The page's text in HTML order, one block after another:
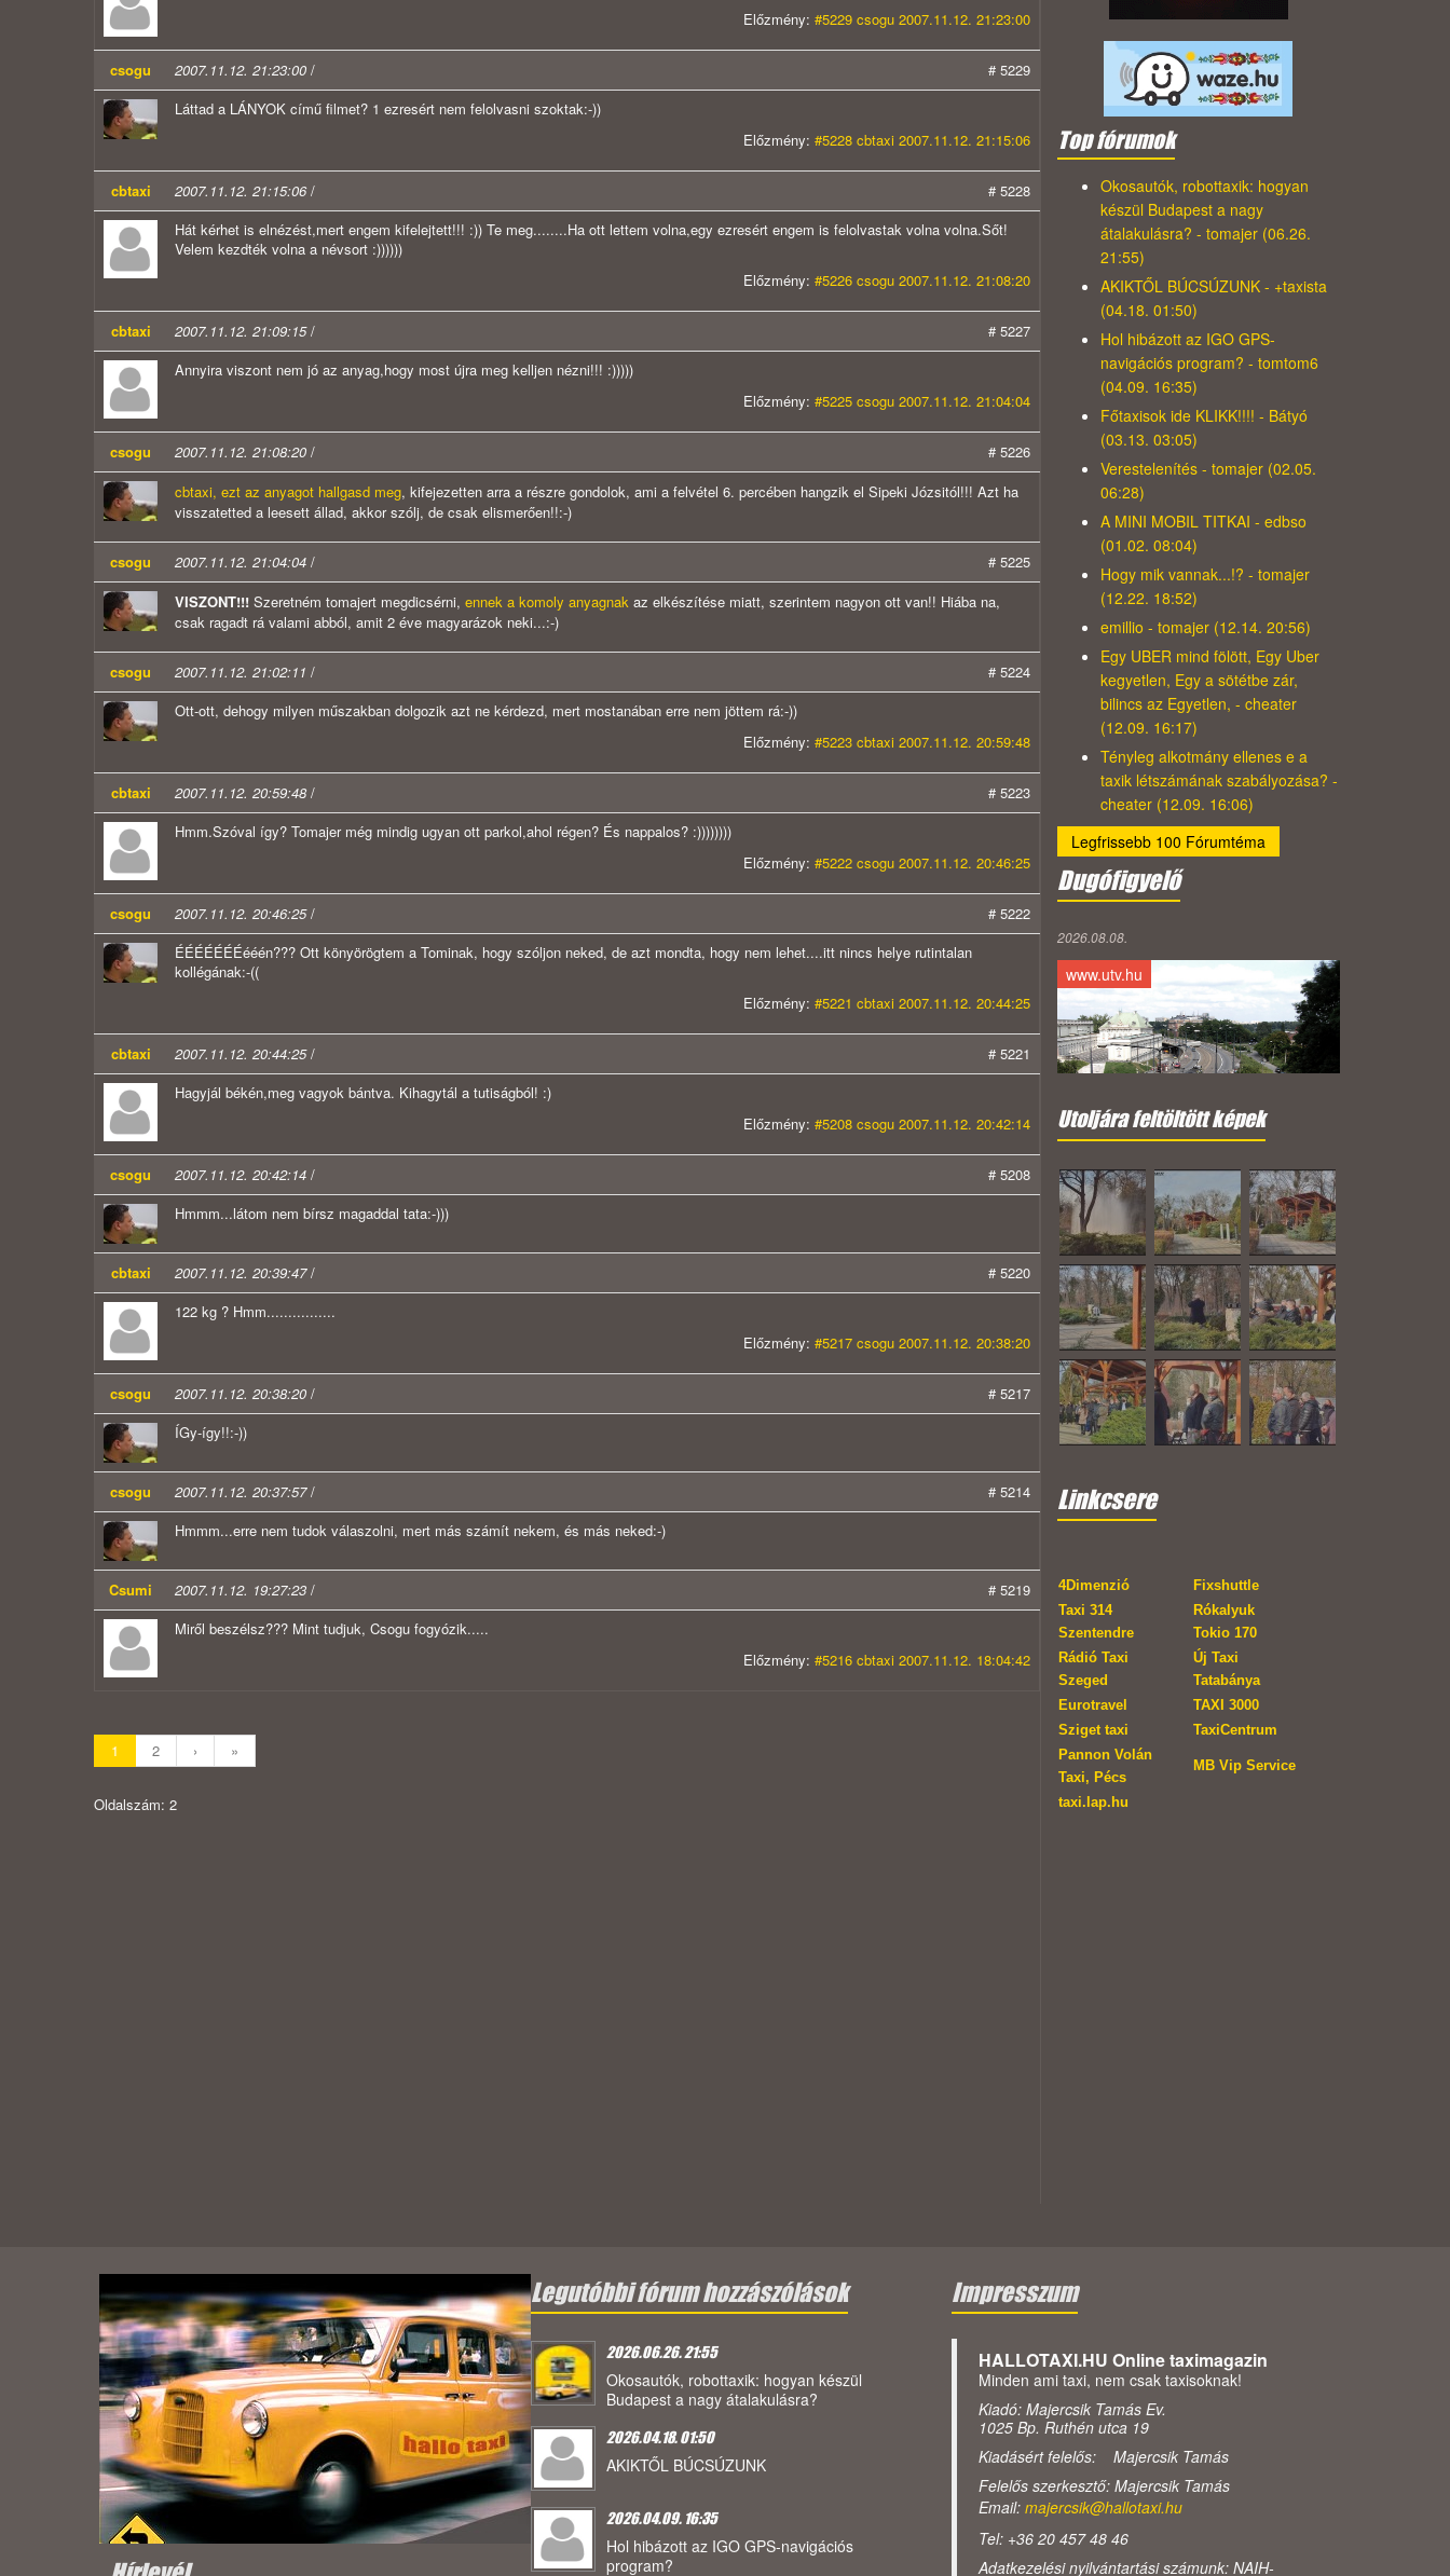
Előzmény: #5229 csogu 2007.11.12. 21:23:00
csogu 2007.11.12. 21:23:00 /
# 5229
Láttad a LÁNYOK című filmet? 1 ezresért nem felolvasni szoktak:-))
Előzmény: #5228 cbtaxi 2007.11.12. 21:15:06
cbtaxi 2007.11.12. 21:15:06/
# 5228
Hát kérhet is elnézést,mert engem kifelejtett!!! :)) Te meg........Ha ott lettem volna,egy ezresért engem is felolvastak volna volna.Sőt!
Velem kezdték volna a névsort :))))))
Előzmény: #5226 csogu 2007.11.12. 21:08:20
cbtaxi 2007.11.12. 21:09:15/
# 5227
Annyira viszont nem jó az anyag,hogy most újra meg kelljen nézni!!! :)))))
Előzmény: #5225 csogu 2007.11.12. 21:04:04
csogu 2007.11.12. 21:08:20 /
# 5226
cbtaxi, ezt az anyagot hallgasd meg, kifejezetten arra a részre gondolok, ami a felvétel 6. percében hangzik el Sipeki Józsitól!!! Azt ha
visszatetted a leesett állad, akkor szólj, de csak elismerően!!:-)
csogu 2007.11.12. 21:04:04 /
# 5225
VISZONT!!! Szeretném tomajert megdicsérni, ennek a komoly anyagnak az elkészítése miatt, szerintem nagyon ott van!! Hiába na,
csak ragadt rá valami abból, amit 2 éve magyarázok neki...:-)
csogu 2007.11.12. 21:02:11 /
# 5224
Ott-ott, dehogy milyen műszakban dolgozik azt ne kérdezd, mert mostanában erre nem jöttem rá:-))
Előzmény: #5223 cbtaxi 2007.11.12. 20:59:48
cbtaxi 2007.11.12. 20:59:48 /
# 5223
Hmm.Szóval így? Tomajer még mindig ugyan ott parkol,ahol régen? És nappalos? :))))))))
Előzmény: #5222 csogu 2007.11.12. 20:46:25
csogu 2007.11.12. 20:46:25/
# 5222
ÉÉÉÉÉÉÉééén??? Ott könyörögtem a Tominak, hogy szóljon neked, de azt mondta, hogy nem lehet....itt nincs helye rutintalan
kollégának:-((
Előzmény: #5221 cbtaxi 2007.11.12. 20:44:25
cbtaxi 2007.11.12. 20:44:25/
# 5221
Hagyjál békén,meg vagyok bántva. Kihagytál a tutiságból! :)
Előzmény: #5208 csogu 2007.11.12. 20:42:14
csogu 2007.11.12. 20:42:14 /
# 5208
Hmmm...látom nem bírsz magaddal tata:-)))
cbtaxi 2007.11.12. 20:39:47/
# 5220
122 kg ? Hmm................
Előzmény: #5217 csogu 2007.11.12. 20:38:20
csogu 2007.11.12. 20:38:20 /
# 5217
ÍGy-így!!:-))
csogu 2007.11.12. 20:37:57/
# 5214
Hmmm...erre nem tudok válaszolni, mert más számít nekem, és más neked:-)
Csumi 2007.11.12. 19:27:23 /
# 5219
Miről beszélsz??? Mint tudjuk, Csogu fogyózik.....
Előzmény: #5216 cbtaxi 2007.11.12. 18:04:42
1 2 › »
Oldalszám: 2
Top fórumok
Okosautók, robottaxik: hogyan
készül Budapest a nagy
átalakulásra? - tomajer (06.26.
21:55)
AKIKTŐL BÚCSÚZUNK - +taxista
(04.18. 01:50)
Hol hibázott az IGO GPS-
navigációs program? - tomtom6
(04.09. 16:35)
Főtaxisok ide KLIKK!!!! - Bátyó
(03.13. 03:05)
Verestelenítés - tomajer (02.05.
06:28)
A MINI MOBIL TITKAI - edbso
(01.02. 08:04)
Hogy mik vannak...!? - tomajer
(12.22. 18:52)
emillio - tomajer (12.14. 20:56)
Egy UBER mind fölött, Egy Uber
kegyetlen, Egy a sötétbe zár,
bilincs az Egyetlen, - cheater
(12.09. 16:17)
Tényleg alkotmány ellenes e a
taxik létszámának szabályozása? -
cheater (12.09. 16:06)
Legfrissebb 100 Fórumtéma
Dugófigyelő
2026.08.08.
www.utv.hu
Utoljára feltöltött képek
Linkcsere
4Dimenzió
Fixshuttle
Taxi 314
Szentendre
Rókalyuk
Tokio 170
Rádió Taxi
Szeged
Új Taxi
Tatabánya
Eurotravel
TAXI 3000
Sziget taxi
TaxiCentrum
Pannon Volán
Taxi, Pécs
MB Vip Service
taxi.lap.hu
Legutóbbi fórum hozzászólások
2026.06.26. 21:55
Okosautók, robottaxik: hogyan készül
Budapest a nagy átalakulásra?
2026.04.18. 01:50
AKIKTŐL BÚCSÚZUNK
2026.04.09. 16:35
Hol hibázott az IGO GPS-navigációs
program?
Impresszum
HALLOTAXI.HU Online taximagazin
Minden ami taxi, nem csak taxisoknak!
Kiadó: Majercsik Tamás Ev.
1025 Bp. Ruthén utca 19
Kiadásért felelős: Majercsik Tamás
Felelős szerkesztő: Majercsik Tamás
Email: majercsik@hallotaxi.hu
Tel: +36 20 457 48 46
Adatkezelési nyilvántartási számunk: NAIH-